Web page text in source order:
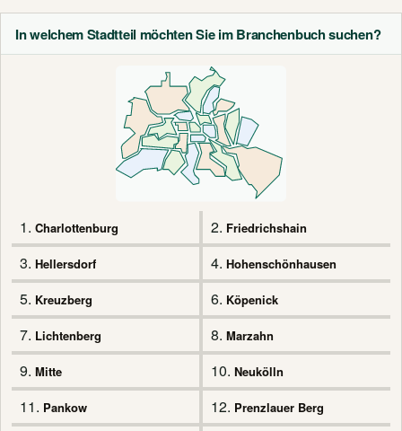
In welchem Stadtteil möchten Sie im Branchenbuch suchen?
1. Charlottenburg 2. Friedrichshain
3. Hellersdorf 4. Hohenschönhausen
5. Kreuzberg 6. Köpenick
7. Lichtenberg 8. Marzahn
9. Mitte 10. Neukölln
11. Pankow 12. Prenzlauer Berg